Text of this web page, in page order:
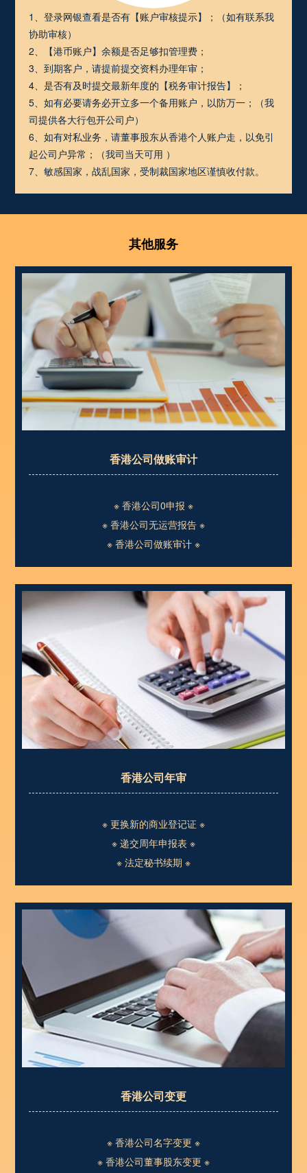
1、登录网银查看是否有【账户审核提示】；（如有联系我
协助审核）
2、【港币账户】余额是否足够扣管理费；
3、到期客户，请提前提交资料办理年审；
4、是否有及时提交最新年度的【税务审计报告】；
5、如有必要请务必开立多一个备用账户，以防万一；（我
司提供各大行包开公司户）
6、如有对私业务，请董事股东从香港个人账户走，以免引
起公司户异常；（我司当天可用 ）
7、敏感国家，战乱国家，受制裁国家地区谨慎收付款。
其他服务
香港公司做账审计
※ 香港公司0申报 ※
※ 香港公司无运营报告 ※
※ 香港公司做账审计 ※
香港公司年审
※ 更换新的商业登记证 ※
※ 递交周年申报表 ※
※ 法定秘书续期 ※
香港公司变更
※ 香港公司名字变更 ※
※ 香港公司董事股东变更 ※